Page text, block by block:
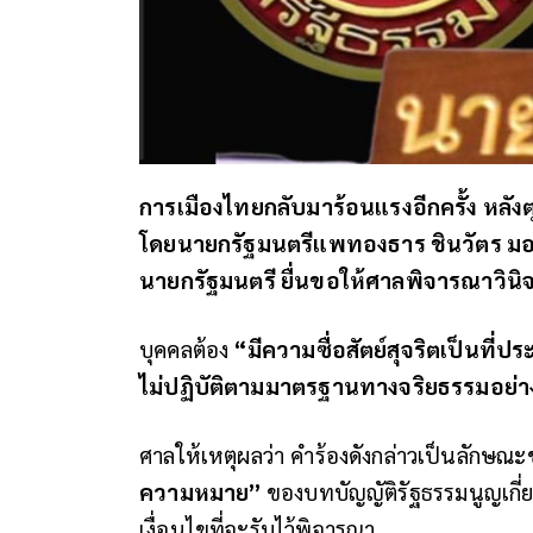
การเมืองไทยกลับมาร้อนแรงอีกครั้ง หลั
โดยนายกรัฐมนตรีแพทองธาร ชินวัตร ม
นายกรัฐมนตรี ยื่นขอให้ศาลพิจารณาวินิ
บุคคลต้อง “มีความซื่อสัตย์สุจริตเป็นที่ป
ไม่ปฏิบัติตามมาตรฐานทางจริยธรรมอย่า
ศาลให้เหตุผลว่า คำร้องดังกล่าวเป็นลักษณะ
ความหมาย” ของบทบัญญัติรัฐธรรมนูญเกี่